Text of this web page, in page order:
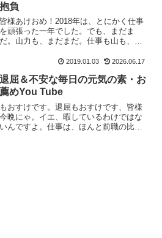
抱負
皆様あけおめ！2018年は、とにかく仕事
を頑張った一年でした。でも、まだま
だ。山力も、まだまだ。仕事も山も、更
2019年の目標去年は達成できたか、を振
ようと思います(なん...
2019.01.03 2026.06.17
退屈＆不安な毎日の元気の素・お
薦めYou Tube
もおすけです。退屈もおすけです、皆様
今晩にゃ。イエ、暇しているわけではな
いんですよ。仕事は、ほんと前職の比じ